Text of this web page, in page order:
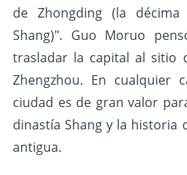
de Zhongding (la
Shang)". Guo Moruo
trasladar la capital al sitio
Zhengzhou. En cualquier
ciudad es de gran valor
dinastía Shang y la historia
antigua.